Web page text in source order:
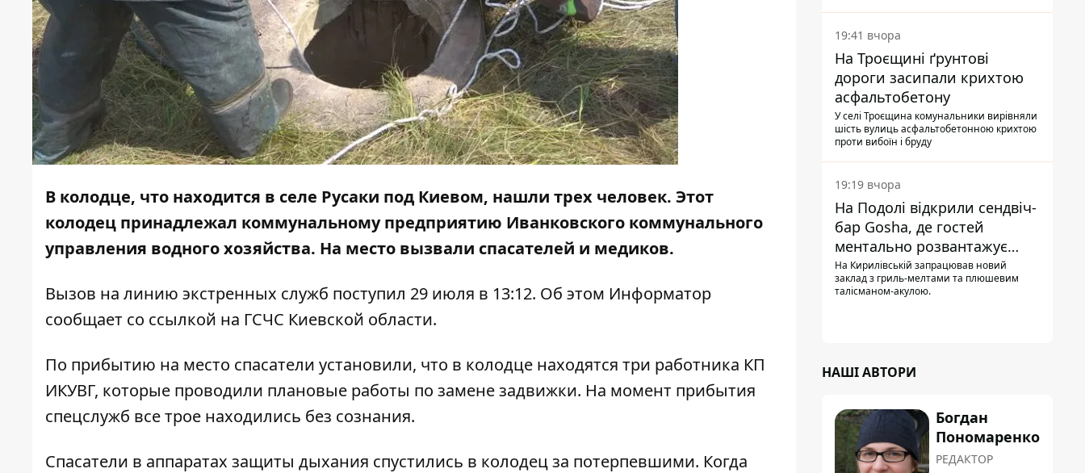
В колодце, что находится в селе Русаки под Киевом, нашли трех человек. Этот
колодец принадлежал коммунальному предприятию Иванковского коммунального
управления водного хозяйства. На место вызвали спасателей и медиков.
Вызов на линию экстренных служб поступил 29 июля в 13:12. Об этом Информатор
сообщает со ссылкой на ГСЧС Киевской области.
По прибытию на место спасатели установили, что в колодце находятся три работника КП
ИКУВГ, которые проводили плановые работы по замене задвижки. На момент прибытия
спецслужб все трое находились без сознания.
Спасатели в аппаратах защиты дыхания спустились в колодец за потерпевшими. Когда
19:41 вчора
На Троєщині ґрунтові
дороги засипали крихтою
асфальтобетону
У селі Троєщина комунальники вирівняли
шість вулиць асфальтобетонною крихтою
проти вибоїн і бруду
19:19 вчора
На Подолі відкрили сендвіч-
бар Gosha, де гостей
ментально розвантажує
акула
На Кирилівській запрацював новий
заклад з гриль-мелтами та плюшевим
талісманом-акулою.
НАШІ АВТОРИ
Богдан
Пономаренко
РЕДАКТОР